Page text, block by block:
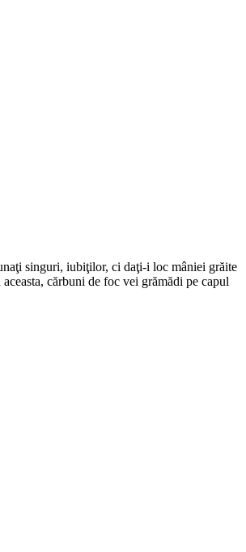
singuri, iubiţilor, ci daţi-i loc mâniei grăite
cărbuni de foc vei grămădi pe capul